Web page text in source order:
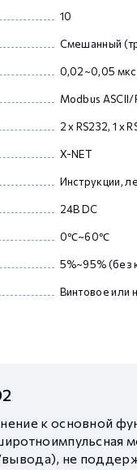
10
Смешанный
0,02~0,05 мкс
Modbus
2 х RS232, 1 х
X-NET
Инструкции,
24В DC
0℃~60℃
5%~95% (без
Винтовое или
к основной
не